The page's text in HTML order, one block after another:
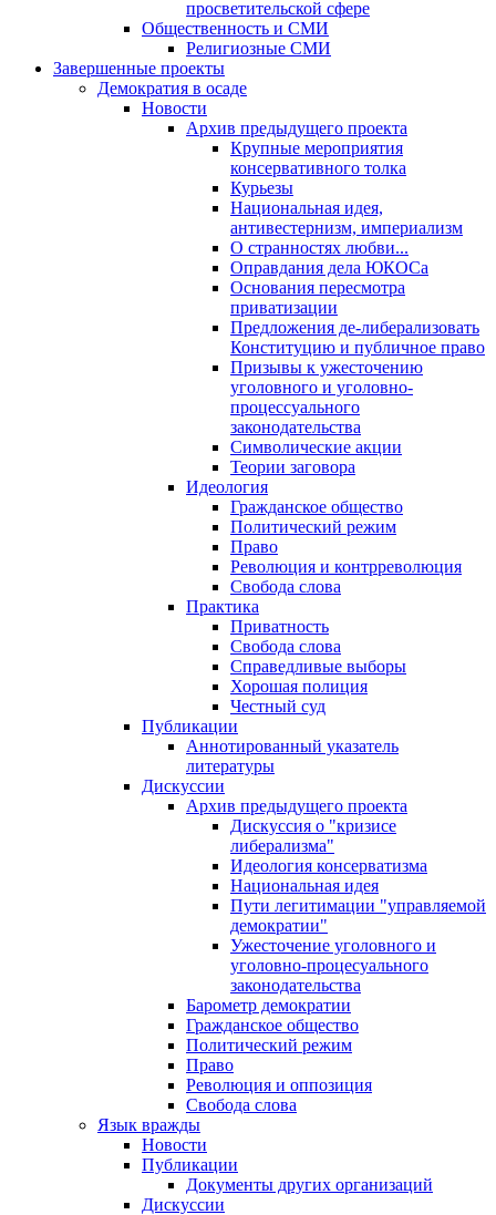
просветительской сфере
Общественность и СМИ
Религиозные СМИ
Завершенные проекты
Демократия в осаде
Новости
Архив предыдущего проекта
Крупные мероприятия
консервативного толка
Курьезы
Национальная идея,
антивестернизм, империализм
О странностях любви...
Оправдания дела ЮКОСа
Основания пересмотра
приватизации
Предложения де-либерализовать
Конституцию и публичное право
Призывы к ужесточению
уголовного и уголовно-
процессуального
законодательства
Символические акции
Теории заговора
Идеология
Гражданское общество
Политический режим
Право
Революция и контрреволюция
Свобода слова
Практика
Приватность
Свобода слова
Справедливые выборы
Хорошая полиция
Честный суд
Публикации
Аннотированный указатель
литературы
Дискуссии
Архив предыдущего проекта
Дискуссия о "кризисе
либерализма"
Идеология консерватизма
Национальная идея
Пути легитимации "управляемой
демократии"
Ужесточение уголовного и
уголовно-процесуального
законодательства
Барометр демократии
Гражданское общество
Политический режим
Право
Революция и оппозиция
Свобода слова
Язык вражды
Новости
Публикации
Документы других организаций
Дискуссии